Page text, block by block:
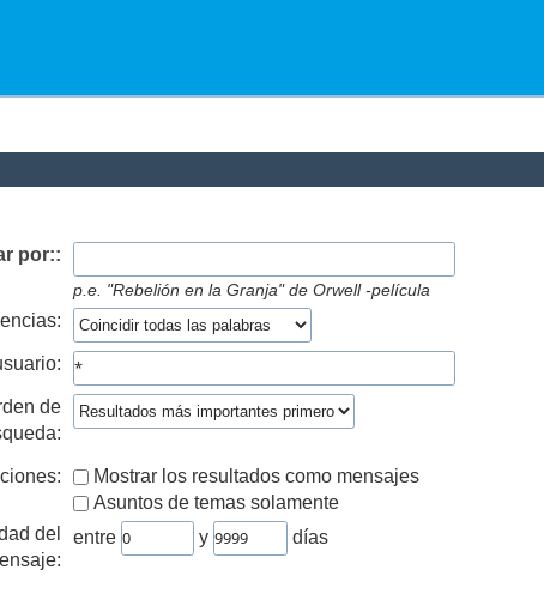
por::
p.e. "Rebelión en la Granja" de Orwell -película
de
Mostrar los resultados como mensajes
Asuntos de temas solamente
del
entre y días